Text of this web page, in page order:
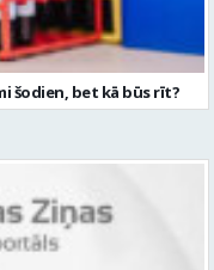
šodien, bet kā būs rīt?